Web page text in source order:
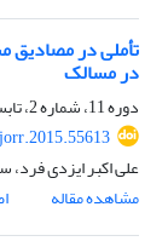
تأملی در مصادیق
در مسالک
دوره 11، شماره 2، تابستان 1394، صفحه
علی اکبر ایزدی
مشاهده مقاله